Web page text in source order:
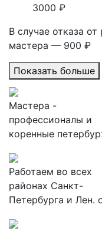
3000 ₽
В случае отказа
мастера — 900 ₽
Показать больше
Мастера -
профессионалы и
коренные
Работаем во всех
районах Санкт-
Петербурга и Лен.